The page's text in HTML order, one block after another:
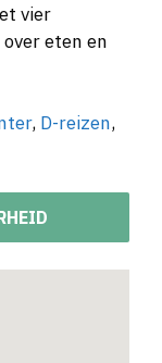
vier
eten en
, D-reizen,